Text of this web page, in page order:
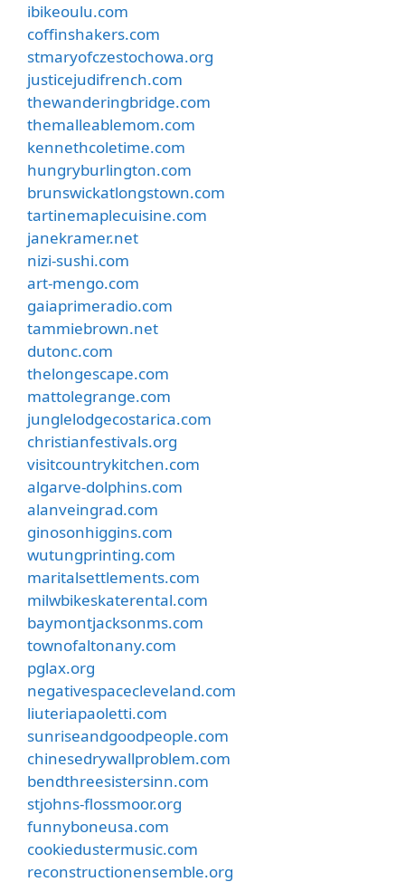
ibikeoulu.com
coffinshakers.com
stmaryofczestochowa.org
justicejudifrench.com
thewanderingbridge.com
themalleablemom.com
kennethcoletime.com
hungryburlington.com
brunswickatlongstown.com
tartinemaplecuisine.com
janekramer.net
nizi-sushi.com
art-mengo.com
gaiaprimeradio.com
tammiebrown.net
dutonc.com
thelongescape.com
mattolegrange.com
junglelodgecostarica.com
christianfestivals.org
visitcountrykitchen.com
algarve-dolphins.com
alanveingrad.com
ginosonhiggins.com
wutungprinting.com
maritalsettlements.com
milwbikeskaterental.com
baymontjacksonms.com
townofaltonany.com
pglax.org
negativespacecleveland.com
liuteriapaoletti.com
sunriseandgoodpeople.com
chinesedrywallproblem.com
bendthreesistersinn.com
stjohns-flossmoor.org
funnyboneusa.com
cookiedustermusic.com
reconstructionensemble.org